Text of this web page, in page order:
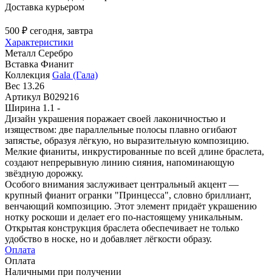
Доставка курьером
500 ₽ сегодня, завтра
Характеристики
Металл Серебро
Вставка Фианит
Коллекция Gala (Гала)
Вес 13.26
Артикул B029216
Ширина 1.1 -
Дизайн украшения поражает своей лаконичностью и
изяществом: две параллельные полосы плавно огибают
запястье, образуя лёгкую, но выразительную композицию.
Мелкие фианиты, инкрустированные по всей длине браслета,
создают непрерывную линию сияния, напоминающую
звёздную дорожку.
Особого внимания заслуживает центральный акцент —
крупный фианит огранки "Принцесса", словно бриллиант,
венчающий композицию. Этот элемент придаёт украшению
нотку роскоши и делает его по-настоящему уникальным.
Открытая конструкция браслета обеспечивает не только
удобство в носке, но и добавляет лёгкости образу.
Оплата
Оплата
Наличными при получении